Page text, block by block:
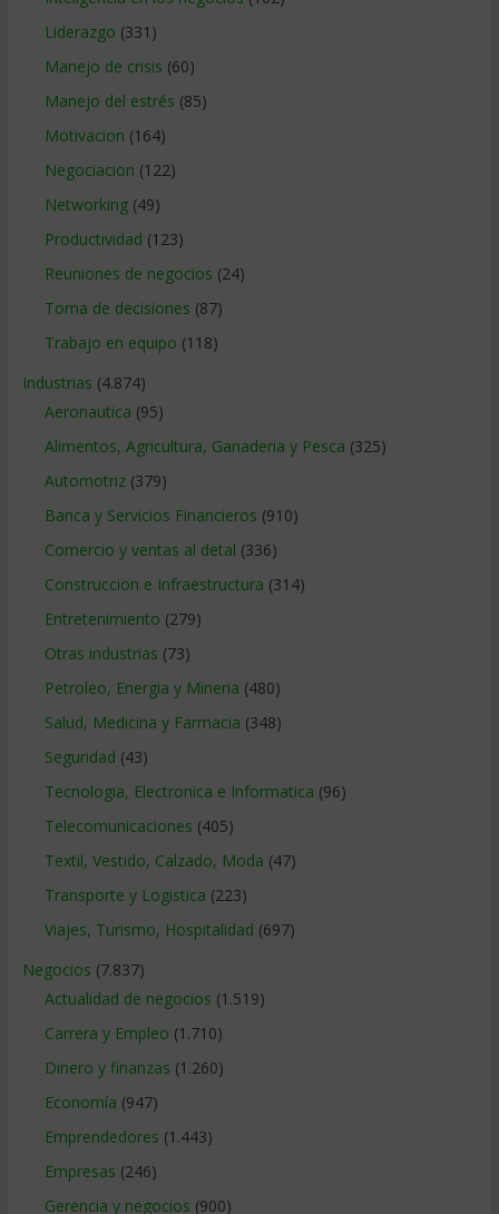
Liderazgo (331)
Manejo de crisis (60)
Manejo del estrés (85)
Motivacion (164)
Negociacion (122)
Networking(49)
Productividad (123)
Reuniones de negocios (24)
Toma de decisiones (87)
Trabajo en equipo (118)
Industrias (4.874)
Aeronautica (95)
Alimentos, Agricultura, Ganaderia y Pesca (325)
Automotriz(379)
Banca y Servicios Financieros (910)
Comercio y ventas al detal (336)
Construccion e Infraestructura (314)
Entretenimiento (279)
Otras industrias (73)
Petroleo, Energia y Mineria (480)
Salud, Medicina y Farmacia (348)
Seguridad (43)
Tecnologia, Electronica e Informatica (96)
Telecomunicaciones (405)
Textil, Vestido, Calzado, Moda (47)
Transporte y Logistica (223)
Viajes, Turismo, Hospitalidad (697)
Negocios (7.837)
Actualidad de negocios (1.519)
Carrera y Empleo (1.710)
Dinero y finanzas (1.260)
Economía (947)
Emprendedores (1.443)
Empresas (246)
Gerencia y negocios (900)